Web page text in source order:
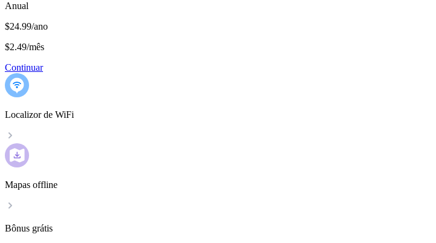
Anual
$24.99/ano
$2.49/mês
Continuar
Localizor de WiFi
Mapas offline
Bônus grátis